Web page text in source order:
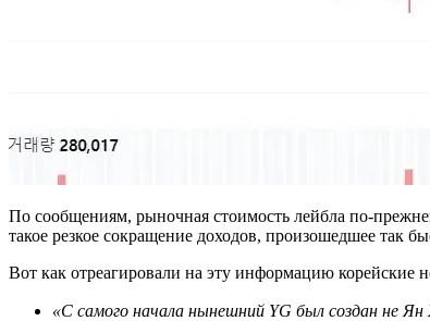
По сообщениям, рыночная стоимость лейбла по-
такое резкое сокращение доходов, произошедшее так
Вот как отреагировали на эту информацию корейские
«С самого начала нынешний YG был создан не